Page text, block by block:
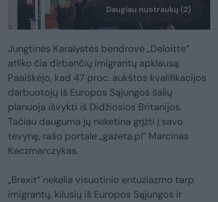
Daugiau nuotraukų (2)
Jungtinės Karalystės bendrovė „Deloitte“
atliko čia dirbančių imigrantų apklausą.
Paaiškėjo, kad 47 proc. aukštos kvalifikacijos
darbuotojų iš Europos Sąjungos šalių
planuoja išvykti iš Didžiosios Britanijos.
Tačiau dauguma jų neketina grįžti į savo
tėvynę, rašo portale „gazeta.pl“ Marcinas
Kaczmarczykas.
„Brexit“ nekelia visuotinio entuziazmo tarp
imigrantų, kilusių iš Europos Sąjungos ir